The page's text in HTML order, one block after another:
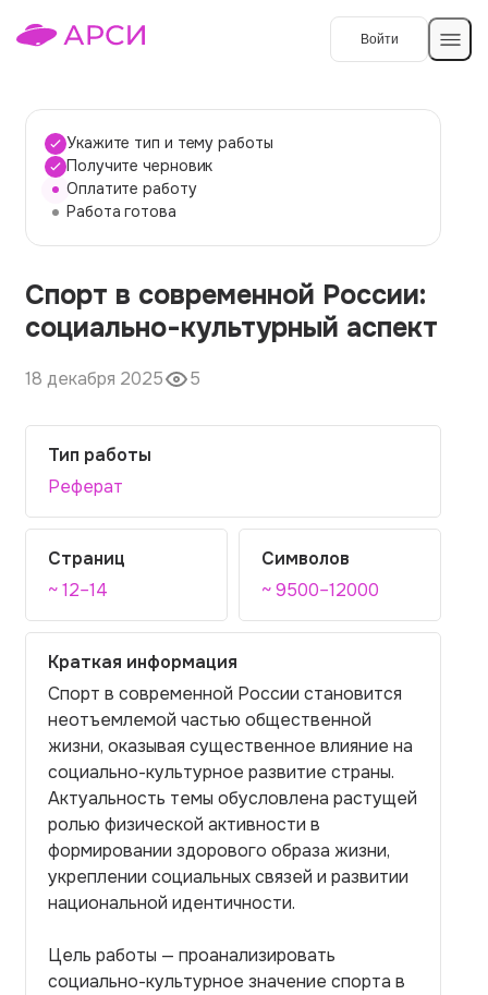
Войти
Темы работ
О сервисе
О компании
Наши гарантии
Порядок оплаты
Вопросы и ответы
Отзывы
Контакты
Укажите тип и тему работы
Получите черновик
Оплатите работу
Работа готова
Спорт в современной России:
социально-культурный аспект
18 декабря 2025 5
Тип работы
Реферат
Страниц
~ 12–14
Символов
~ 9500–12000
Краткая информация
Спорт в современной России становится
неотъемлемой частью общественной
жизни, оказывая существенное влияние на
социально-культурное развитие страны.
Актуальность темы обусловлена растущей
ролью физической активности в
формировании здорового образа жизни,
укреплении социальных связей и развитии
национальной идентичности.
Цель работы — проанализировать
социально-культурное значение спорта в